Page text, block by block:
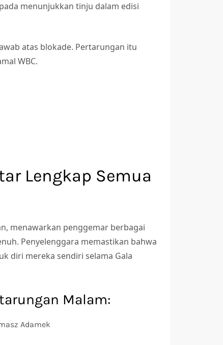
menunjukkan tinju dalam edisi
atas blokade. Pertarungan itu
WBC.
Lengkap Semua
menawarkan penggemar berbagai
Penyelenggara memastikan bahwa
diri mereka sendiri selama Gala
Malam:
Adamek